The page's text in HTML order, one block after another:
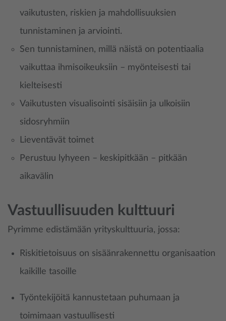
vaikutusten, riskien ja mahdollisuuksien
tunnistaminen ja arviointi.
Sen tunnistaminen, millä näistä on potentiaalia
vaikuttaa ihmisoikeuksiin – myönteisesti tai
kielteisesti
Vaikutusten visualisointi sisäisiin ja ulkoisiin
sidosryhmiin
Lieventävät toimet
Perustuu lyhyeen – keskipitkään – pitkään
aikavälin
Vastuullisuuden kulttuuri
Pyrimme edistämään yrityskulttuuria, jossa:
Riskitietoisuus on sisäänrakennettu organisaation
kaikille tasoille
Työntekijöitä kannustetaan puhumaan ja
toimimaan vastuullisesti